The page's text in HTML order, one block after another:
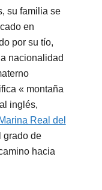
su familia se
en
por su tío,
nacionalidad
« montaña
inglés,
Marina Real del
grado de
hacia